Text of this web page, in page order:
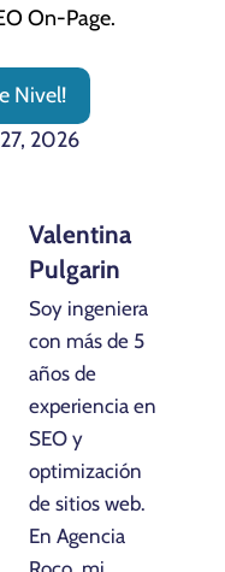
On-Page.
Nivel!
2026
Valentina
Pulgarin
Soy ingeniera
con más de 5
años de
experiencia en
SEO y
optimización
de sitios web.
En Agencia